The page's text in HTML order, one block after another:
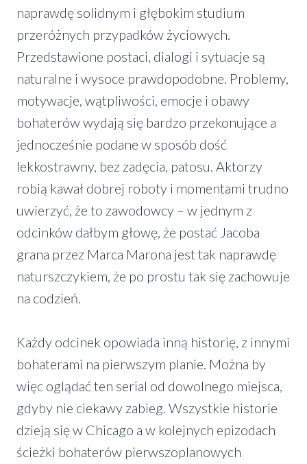
naprawdę solidnym i głębokim studium
przeróżnych przypadków życiowych.
Przedstawione postaci, dialogi i sytuacje są
naturalne i wysoce prawdopodobne. Problemy,
motywacje, wątpliwości, emocje i obawy
bohaterów wydają się bardzo przekonujące a
jednocześnie podane w sposób dość
lekkostrawny, bez zadęcia, patosu. Aktorzy
robią kawał dobrej roboty i momentami trudno
uwierzyć, że to zawodowcy – w jednym z
odcinków dałbym głowę, że postać Jacoba
grana przez Marca Marona jest tak naprawdę
naturszczykiem, że po prostu tak się zachowuje
na codzień.
Każdy odcinek opowiada inną historię, z innymi
bohaterami na pierwszym planie. Można by
więc oglądać ten serial od dowolnego miejsca,
gdyby nie ciekawy zabieg. Wszystkie historie
dzieją się w Chicago a w kolejnych epizodach
ścieżki bohaterów pierwszoplanowych